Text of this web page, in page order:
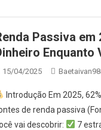
Passiva em
Enquanto
15/04/2025
Introdução Em 2025,
de renda passiva
vai descobrir:
7